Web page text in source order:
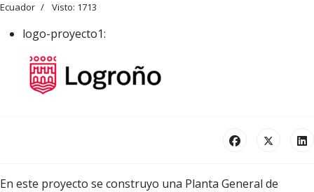
Ecuador Visto: 1713
logo-proyecto1:
En este proyecto se construyo una Planta General de